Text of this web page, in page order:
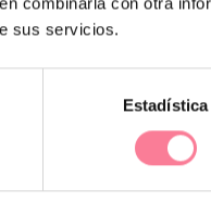
sus servicios.
Estadística
un alumbramiento
dilatado y no
de fármacos.